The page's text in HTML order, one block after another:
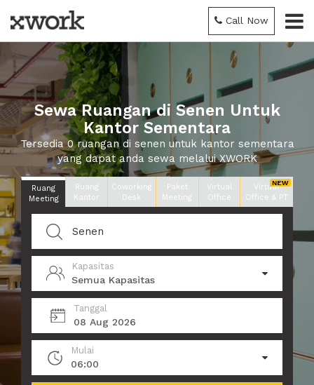
Call Now
Sewa Ruangan di Senen Untuk
Kantor Sementara
Tersedia 0 ruangan di senen untuk kantor sementara
yang dapat anda sewa melalui XWORK
Ruang
Meeting
Ruang
Kantor
Coworking
Desk
Paket
Meeting
Virtual
Office
Virtual
Office & PT
Kapasitas
Semua Kapasitas
Tanggal
08 Aug 2026
Mulai
06:00